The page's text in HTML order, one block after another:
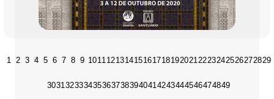
1 2 3 4 5 6 7 8 9 1011 12131415161718192021 2223242526272829
3031 32333435363738394041 4243444546474849